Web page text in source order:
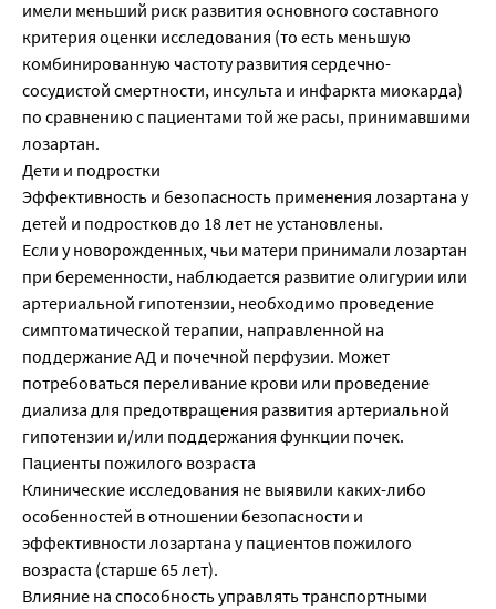
имели меньший риск развития основного составного
критерия оценки исследования (то есть меньшую
комбинированную частоту развития сердечно-
сосудистой смертности, инсульта и инфаркта миокарда)
по сравнению с пациентами той же расы, принимавшими
лозартан.
Дети и подростки
Эффективность и безопасность применения лозартана у
детей и подростков до 18 лет не установлены.
Если у новорожденных, чьи матери принимали лозартан
при беременности, наблюдается развитие олигурии или
артериальной гипотензии, необходимо проведение
симптоматической терапии, направленной на
поддержание АД и почечной перфузии. Может
потребоваться переливание крови или проведение
диализа для предотвращения развития артериальной
гипотензии и/или поддержания функции почек.
Пациенты пожилого возраста
Клинические исследования не выявили каких-либо
особенностей в отношении безопасности и
эффективности лозартана у пациентов пожилого
возраста (старше 65 лет).
Влияние на способность управлять транспортными